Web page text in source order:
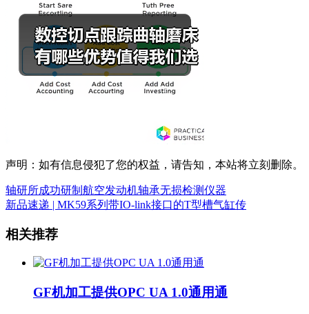
声明：如有信息侵犯了您的权益，请告知，本站将立刻删除。
轴研所成功研制航空发动机轴承无损检测仪器
新品速递 | MK59系列带IO-link接口的T型槽气缸传
相关推荐
GF机加工提供OPC UA 1.0通用通